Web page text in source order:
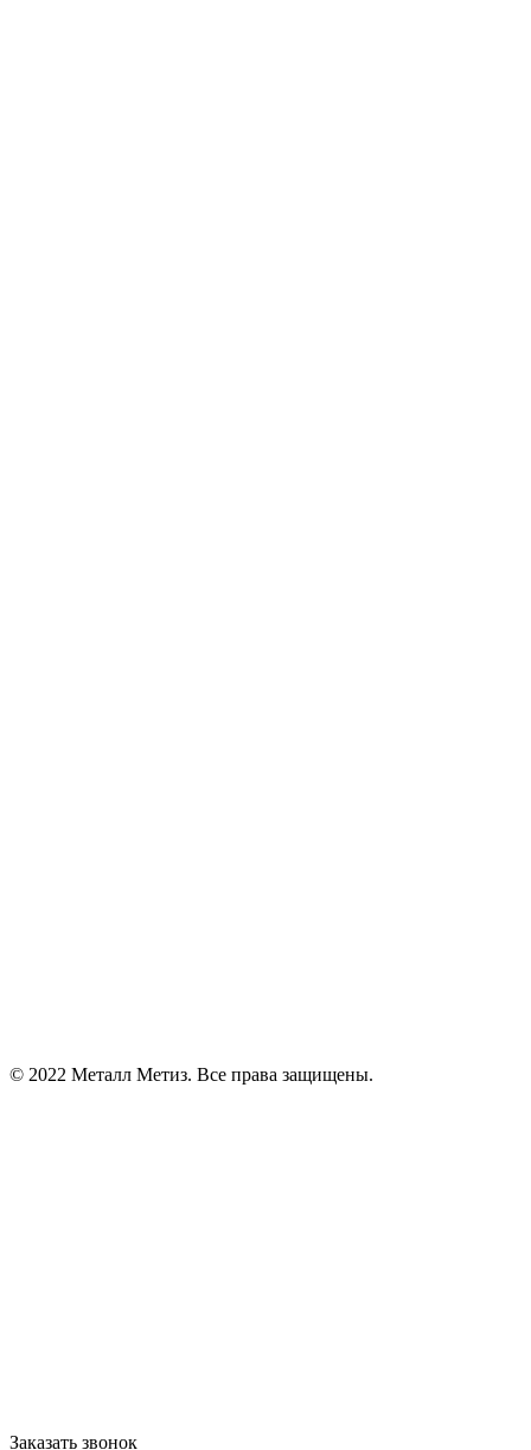
© 2022 Металл Метиз. Все права защищены.
Заказать звонок